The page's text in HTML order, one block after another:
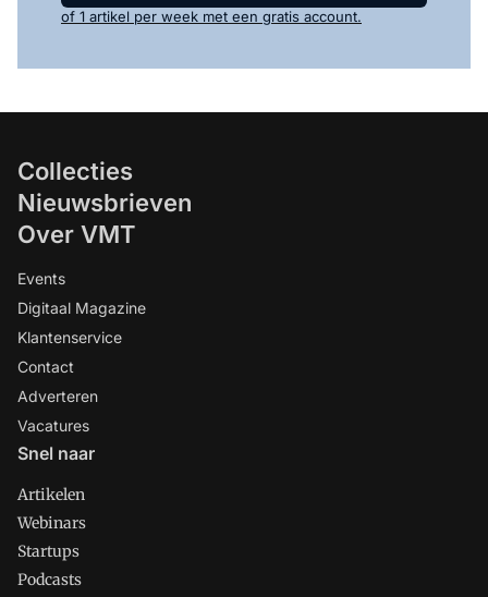
of 1 artikel per week met een gratis account.
Collecties
Nieuwsbrieven
Over VMT
Events
Digitaal Magazine
Klantenservice
Contact
Adverteren
Vacatures
Snel naar
Artikelen
Webinars
Startups
Podcasts